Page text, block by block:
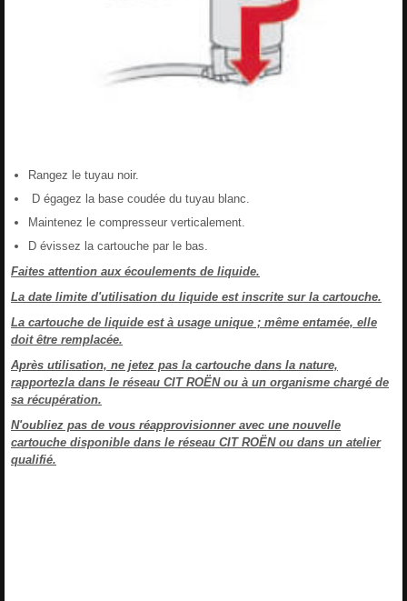
Rangez le tuyau noir.
D égagez la base coudée du tuyau blanc.
Maintenez le compresseur verticalement.
D évissez la cartouche par le bas.
Faites attention aux écoulements de liquide.
La date limite d'utilisation du liquide est inscrite sur la cartouche.
La cartouche de liquide est à usage unique ; même entamée, elle
doit être remplacée.
Après utilisation, ne jetez pas la cartouche dans la nature,
rapportezla dans le réseau CIT ROËN ou à un organisme chargé de
sa récupération.
N'oubliez pas de vous réapprovisionner avec une nouvelle
cartouche disponible dans le réseau CIT ROËN ou dans un atelier
qualifié.